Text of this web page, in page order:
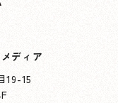
ディア
19-15